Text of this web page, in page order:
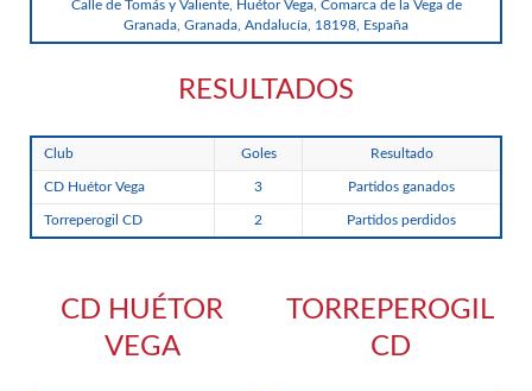
Calle de Tomás y Valiente, Huétor Vega, Comarca de la Vega de
Granada, Granada, Andalucía, 18198, España
RESULTADOS
Club Goles Resultado
CD Huétor Vega 3 Partidos ganados
Torreperogil CD 2 Partidos perdidos
CD HUÉTOR
VEGA
TORREPEROGIL
CD